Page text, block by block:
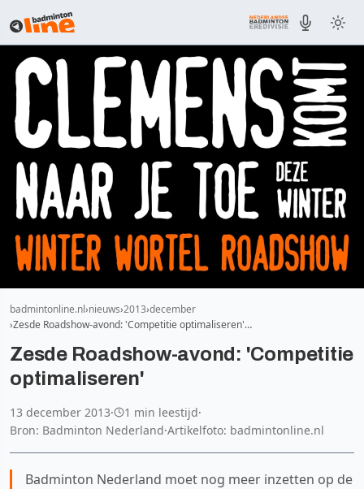
badmintonline.nl nieuws 2013 december
Zesde Roadshow-avond: 'Competitie optimaliseren'…
Zesde Roadshow-avond: 'Competitie
optimaliseren'
13 december 2013· 1 min leestijd·
Bron: Badminton Nederland·Artikelfoto: badmintonline.nl
Badminton Nederland moet nog meer inzetten op de